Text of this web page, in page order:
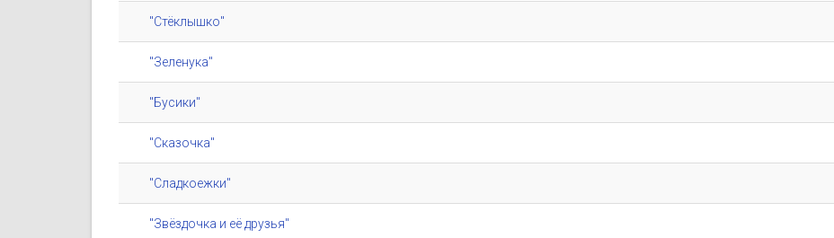
"Стёклышко"
"Зеленука"
"Бусики"
"Сказочка"
"Сладкоежки"
"Звёздочка и её друзья"